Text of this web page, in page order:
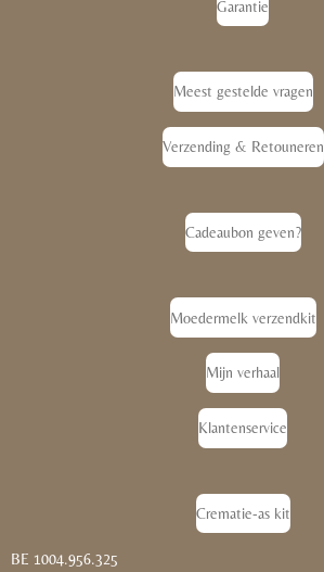
Garantie
Meest gestelde vragen
Verzending & Retouneren
Cadeaubon geven?
Moedermelk verzendkit
Mijn verhaal
Klantenservice
Crematie-as kit
BE 1004.956.325